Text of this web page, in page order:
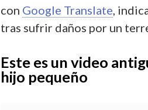
con Google Translate ,
tras sufrir daños por un
Este es un video
hijo pequeño